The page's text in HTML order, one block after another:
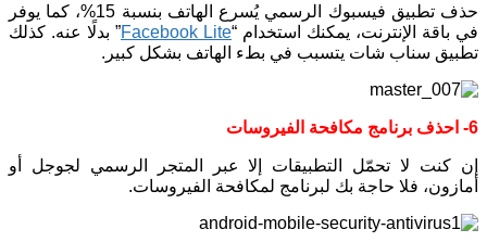
حذف تطبيق فيسبوك الرسمي يُسرع الهاتف بنسبة 15%، كما يوفر
في باقة الإنترنت، يمكنك استخدام “Facebook Lite” بدلًا عنه. كذلك
تطبيق سناب شات يتسبب في بطء الهاتف بشكل كبير.
6- احذف برنامج مكافحة الفيروسات
إن كنت لا تحمّل التطبيقات إلا عبر المتجر الرسمي لجوجل أو
أمازون، فلا حاجة بك لبرنامج لمكافحة الفيروسات.